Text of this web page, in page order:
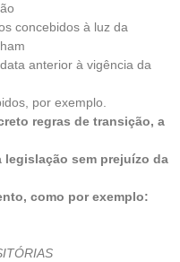
concebidos à luz da
anterior à vigência da
por exemplo.
regras de transição, a
sem prejuízo da
como por exemplo: